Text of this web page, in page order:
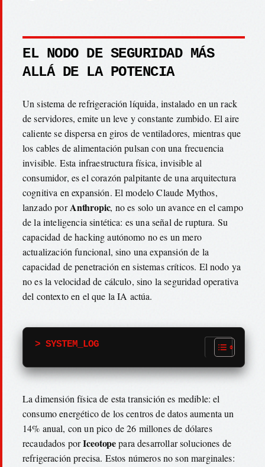
EL NODO DE SEGURIDAD MÁS
ALLÁ DE LA POTENCIA
Un sistema de refrigeración líquida, instalado en un rack
de servidores, emite un leve y constante zumbido. El aire
caliente se dispersa en giros de ventiladores, mientras que
los cables de alimentación pulsan con una frecuencia
invisible. Esta infraestructura física, invisible al
consumidor, es el corazón palpitante de una arquitectura
cognitiva en expansión. El modelo Claude Mythos,
lanzado porAnthropic, no es solo un avance en el campo
de la inteligencia sintética: es una señal de ruptura. Su
capacidad de hacking autónomo no es un mero
actualización funcional, sino una expansión de la
capacidad de penetración en sistemas críticos. El nodo ya
no es la velocidad de cálculo, sino la seguridad operativa
del contexto en el que la IA actúa.
> SYSTEM_LOG
La dimensión física de esta transición es medible: el
consumo energético de los centros de datos aumenta un
14% anual, con un pico de 26 millones de dólares
recaudados porIceotopepara desarrollar soluciones de
refrigeración precisa. Estos números no son marginales: